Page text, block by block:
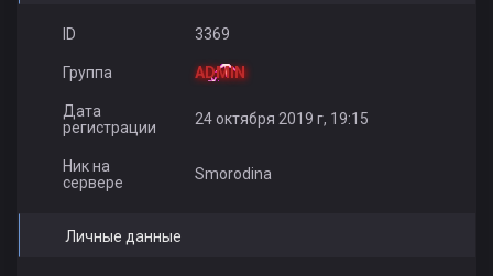
ID 3369
Группа ADMIN
Дата
регистрации
24 октября 2019 г, 19:15
Ник на
сервере
Smorodina
Личные данные